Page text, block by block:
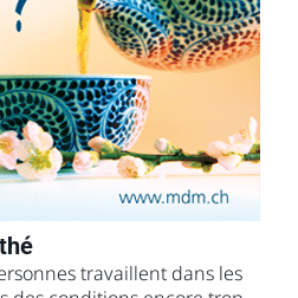
travaillent dans les